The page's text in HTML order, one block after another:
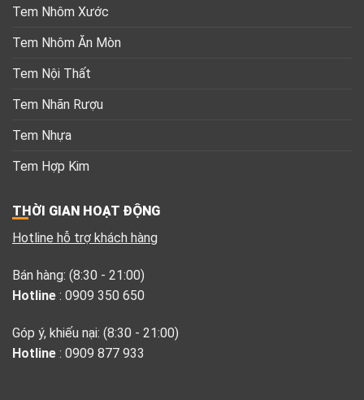
Tem Nhôm Xước
Tem Nhôm Ăn Mòn
Tem Nội Thất
Tem Nhãn Rượu
Tem Nhựa
Tem Hợp Kim
THỜI GIAN HOẠT ĐỘNG
Hotline hỗ trợ khách hàng
Bán hàng: (8:30 - 21:00)
Hotline : 0909 350 650
Góp ý, khiếu nại: (8:30 - 21:00)
Hotline : 0909 877 933